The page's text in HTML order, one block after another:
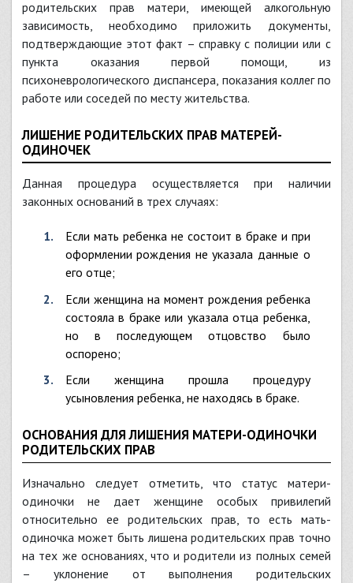
родительских прав матери, имеющей алкогольную
зависимость, необходимо приложить документы,
подтверждающие этот факт – справку с полиции или с
пункта оказания первой помощи, из
психоневрологического диспансера, показания коллег по
работе или соседей по месту жительства.
ЛИШЕНИЕ РОДИТЕЛЬСКИХ ПРАВ МАТЕРЕЙ-
ОДИНОЧЕК
Данная процедура осуществляется при наличии
законных оснований в трех случаях:
если мать ребенка не состоит в браке и при
оформлении рождения не указала данные о
его отце;
если женщина на момент рождения ребенка
состояла в браке или указала отца ребенка,
но в последующем отцовство было
оспорено;
если женщина прошла процедуру
усыновления ребенка, не находясь в браке.
ОСНОВАНИЯ ДЛЯ ЛИШЕНИЯ МАТЕРИ-ОДИНОЧКИ
РОДИТЕЛЬСКИХ ПРАВ
Изначально следует отметить, что статус матери-
одиночки не дает женщине особых привилегий
относительно ее родительских прав, то есть мать-
одиночка может быть лишена родительских прав точно
на тех же основаниях, что и родители из полных семей
– уклонение от выполнения родительских